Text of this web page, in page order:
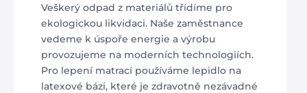
Veškerý odpad z materiálů třídíme pro
ekologickou likvidaci. Naše zaměstnance
vedeme k úspoře energie a výrobu
provozujeme na moderních technologiích.
Pro lepení matrací používáme lepidlo na
latexové bázi, které je zdravotně nezávadné